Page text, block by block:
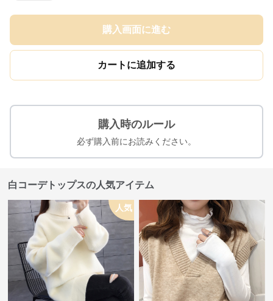
購入画面に進む
カートに追加する
購入時のルール
必ず購入前にお読みください。
白コーデトップスの人気アイテム
人気